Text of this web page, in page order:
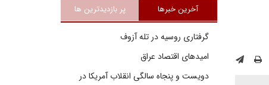
آخرین خبرها پر بازدیدترین ها
گرفتاری روسیه در تله آزوف
امیدهای اقتصاد عراق
دویست و پنجاه سالگی انقلاب آمریکا در